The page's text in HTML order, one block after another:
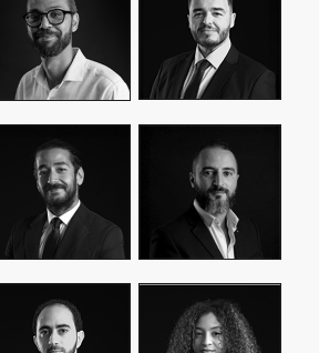
MANAGING
DIRECTOR
DIRECTOR OF
OPERATIONS –
PUBLIC RELATIONS
AMINE LAGSSIR
STRATEGY
DIRECTOR
KARIM BENKIRAN
CHIEF CREATIVE
OFFICER
WALID BAHYA
BUSINESS LEAD
GROUP
SAMI SABER
MEDIA RELATIONS
DIRECTOR